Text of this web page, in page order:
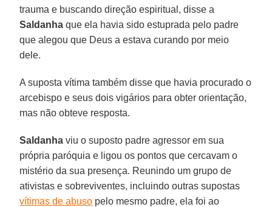
trauma e buscando direção espiritual, disse a
Saldanha que ela havia sido estuprada pelo padre
que alegou que Deus a estava curando por meio
dele.
A suposta vítima também disse que havia procurado o
arcebispo e seus dois vigários para obter orientação,
mas não obteve resposta.
Saldanha viu o suposto padre agressor em sua
própria paróquia e ligou os pontos que cercavam o
mistério da sua presença. Reunindo um grupo de
ativistas e sobreviventes, incluindo outras supostas
vítimas de abuso pelo mesmo padre, ela foi ao